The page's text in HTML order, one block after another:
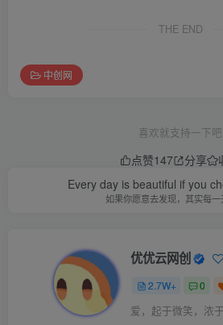
THE END
中创网
喜欢就支持一下吧
点赞147 分享
Every day is beautiful if you
如果你愿意去发现，其实每一
优优云网创
2.7W+ 0
爱，起于微笑，浓